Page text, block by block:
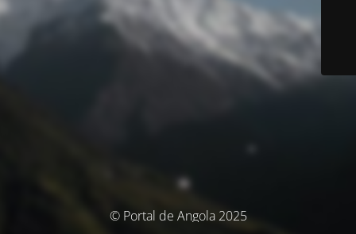
© Portal de Angola 2025